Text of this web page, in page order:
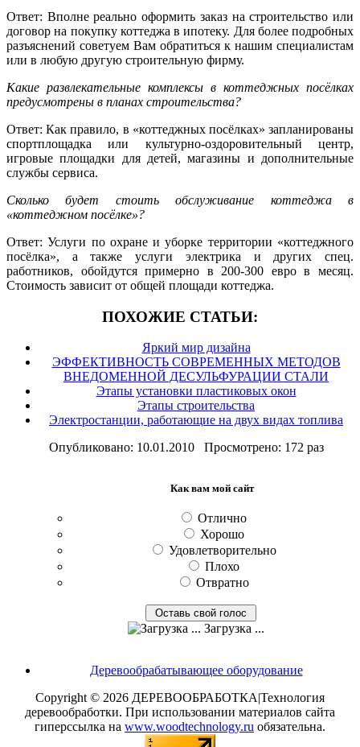
Ответ: Вполне реально оформить заказ на строительство или
договор на покупку коттеджа в ипотеку. Для более подробных
разъяснений советуем Вам обратиться к нашим специалистам
или в любую другую строительную фирму.
Какие развлекательные комплексы в коттеджных посёлках
предусмотрены в планах строительства?
Ответ: Как правило, в «коттеджных посёлках» запланированы
спортплощадка или культурно-оздоровительный центр,
игровые площадки для детей, магазины и дополнительные
службы сервиса.
Сколько будет стоить обслуживание коттеджа в
«коттеджном посёлке»?
Ответ: Услуги по охране и уборке территории «коттеджного
посёлка», а также услуги электрика и других спец.
работников, обойдутся примерно в 200-300 евро в месяц.
Стоимость зависит от общей площади коттеджа.
ПОХОЖИЕ СТАТЬИ:
Яркий мир дизайна
ЭФФЕКТИВНОСТЬ СОВРЕМЕННЫХ МЕТОДОВ
ВНЕДОМЕННОЙ ДЕСУЛЬФУРАЦИИ СТАЛИ
Этапы установки пластиковых окон
Этапы строительства
Электростанции, работающие на двух видах топлива
Опубликовано: 10.01.2010 Просмотрено: 172 раз
Как вам мой сайт
Отлично
Хорошо
Удовлетворительно
Плохо
Отвратно
Загрузка ...
Деревообрабатывающее оборудование
Copyright © 2026 ДЕРЕВООБРАБОТКА|Технология
деревообработки. При использовании материалов сайта
гиперссылка на www.woodtechnology.ru обязательна.